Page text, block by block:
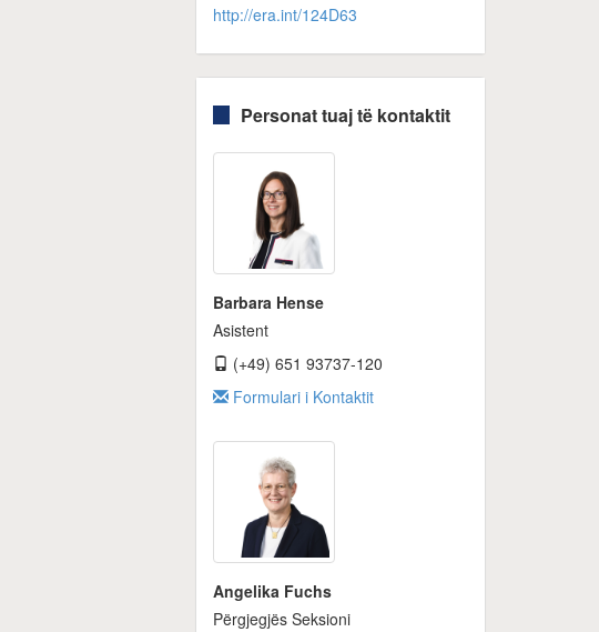
http://era.int/124D63
Personat tuaj të kontaktit
Barbara Hense
Asistent
(+49) 651 93737-120
Formulari i Kontaktit
Angelika Fuchs
Përgjegjës Seksioni